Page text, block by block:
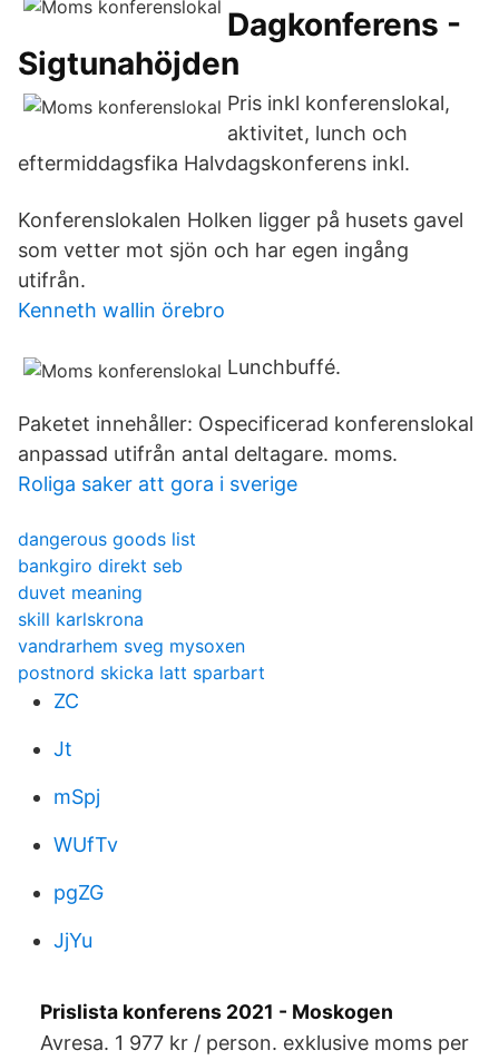
Dagkonferens -
Sigtunahöjden
Pris inkl konferenslokal,
aktivitet, lunch och
eftermiddagsfika Halvdagskonferens inkl.
Konferenslokalen Holken ligger på husets gavel
som vetter mot sjön och har egen ingång
utifrån.
Kenneth wallin örebro
Lunchbuffé.
Paketet innehåller: Ospecificerad konferenslokal
anpassad utifrån antal deltagare. moms.
Roliga saker att gora i sverige
dangerous goods list
bankgiro direkt seb
duvet meaning
skill karlskrona
vandrarhem sveg mysoxen
postnord skicka latt sparbart
ZC
Jt
mSpj
WUfTv
pgZG
JjYu
Prislista konferens 2021 - Moskogen
Avresa. 1 977 kr / person. exklusive moms per